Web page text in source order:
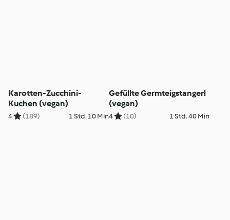
Karotten-Zucchini-
Kuchen (vegan)
4 (189) 1 Std. 10 Min
Gefüllte Germteigstangerl
(vegan)
4 (10) 1 Std. 40 Min